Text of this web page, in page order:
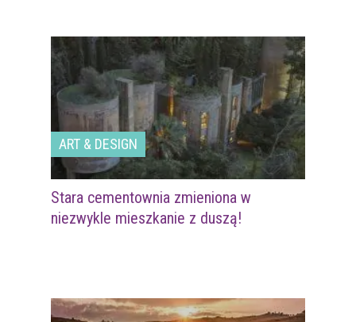
ART & DESIGN
Stara cementownia zmieniona w
niezwykle mieszkanie z duszą!